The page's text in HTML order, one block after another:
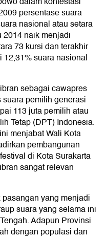
persentase suara
nasional atau setara
naik menjadi
73 kursi dan terakhir
suara nasional
sebagai cawapres
pemilih generasi
113 juta pemilih atau
Tetap (DPT) Indonesia.
menjabat Wali Kota
pembangunan
di Kota Surakarta
sangat relevan
yang menjadi
suara yang selama ini
Adapun Provinsi
dengan populasi dan